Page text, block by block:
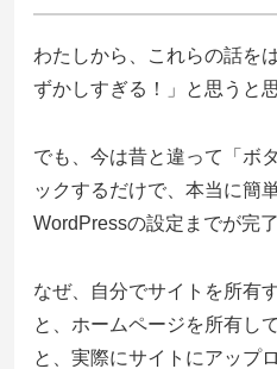
わたしから、これらの話を
ずかしすぎる！」と思うと
でも、今は昔と違って「ボ
ックするだけで、本当に簡
WordPressの設定までが完了
なぜ、自分でサイトを所有
と、ホームページを所有し
と、実際にサイトにアップ